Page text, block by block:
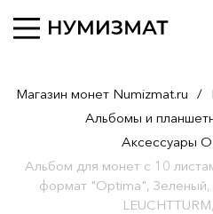
Магазин монет Numizmat.ru /
Альбомы и
Аксессуары
Альбом для монет с 10
формат "Optima", Зеленый,